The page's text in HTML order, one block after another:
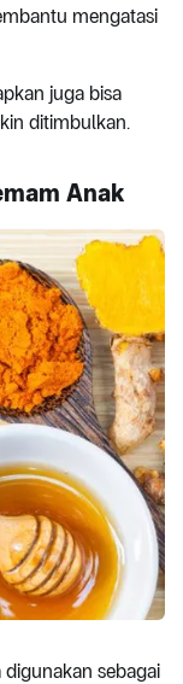
mengatasi
juga bisa
ditimbulkan.
Anak
sebagai